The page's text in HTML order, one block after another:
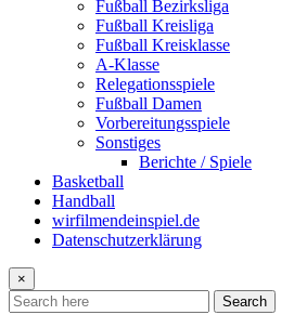
Fußball Bezirksliga
Fußball Kreisliga
Fußball Kreisklasse
A-Klasse
Relegationsspiele
Fußball Damen
Vorbereitungsspiele
Sonstiges
Berichte / Spiele
Basketball
Handball
wirfilmendeinspiel.de
Datenschutzerklärung
×
Search